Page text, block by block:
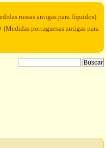
russas antigas para líquidos)
(Medidas portuguesas antigas para